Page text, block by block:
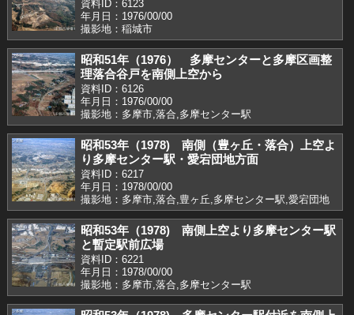
資料ID：6123
年月日：1976/00/00
撮影地：稲城市
昭和51年（1976） 多摩センターと多摩区画整
理落合谷戸を南側上空から
資料ID：6126
年月日：1976/00/00
撮影地：多摩市,落合,多摩センター駅
昭和53年（1978) 南側（豊ヶ丘・落合）上空よ
り多摩センター駅・愛宕団地方面
資料ID：6217
年月日：1978/00/00
撮影地：多摩市,落合,豊ヶ丘,多摩センター駅,愛宕団地
昭和53年（1978) 南側上空より多摩センター駅
と暫定駅前広場
資料ID：6221
年月日：1978/00/00
撮影地：多摩市,落合,多摩センター駅